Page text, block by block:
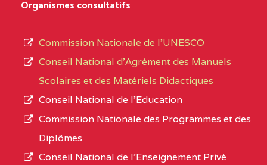
PROFESSIONNEL
(CEGEP) STE FOI BP
:4740 YAOUNDE
CENTRE
COLLEGE PANAFRICAIN
DE L'EXCELLENCE BP
type
L’offre
Organismes consultatifs
Commission Nationale de l’UNESCO
Conseil National d’Agrément des Manuels
Scolaires et des Matériels Didactiques
Conseil National de l’Education
Commission Nationale des Programmes et des
Diplômes
Conseil National de l’Enseignement Privé